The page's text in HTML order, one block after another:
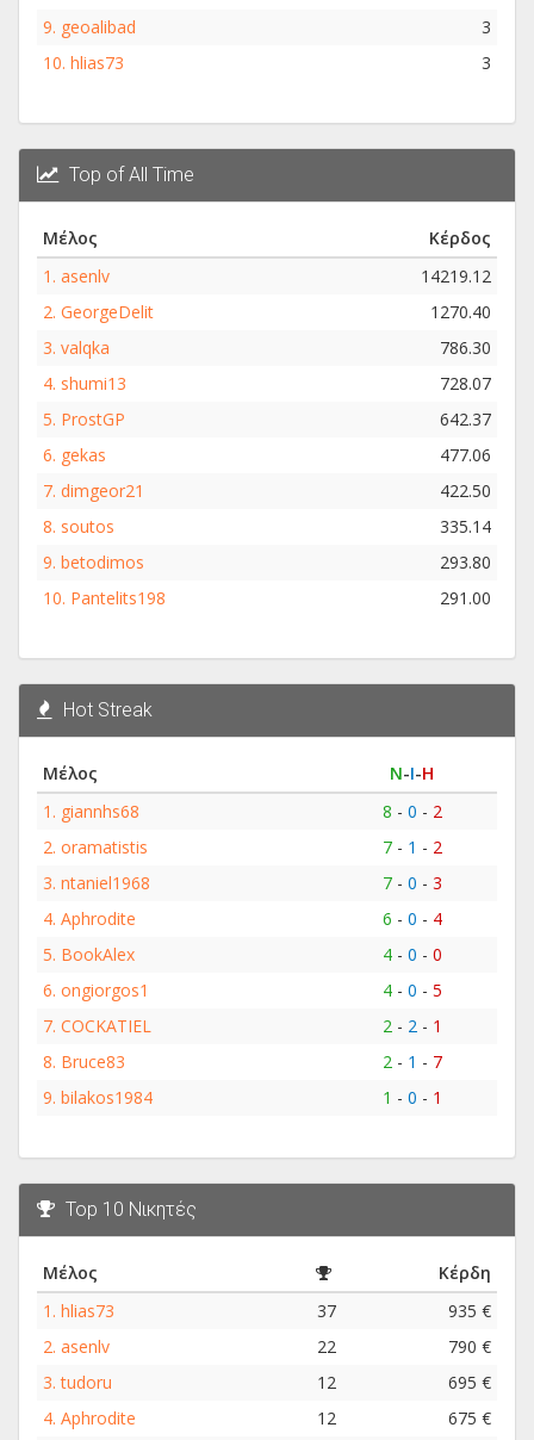
9. geoalibad
3
10. hlias73 3
Top of All Time
Μέλος
Κέρδος
1. asenlv
14219.12
2. GeorgeDelit
1270.40
3. valqka
786.30
4. shumi13
728.07
5. ProstGP
642.37
6. gekas
477.06
7. dimgeor21
422.50
8. soutos
335.14
9. betodimos
293.80
10. Pantelits198 291.00
Hot Streak
Μέλος Ν-Ι-Η
1. giannhs68 8 - 0 - 2
2. oramatistis 7- 1 - 2
3. ntaniel1968 7- 0 - 3
4. Aphrodite 6 - 0 - 4
5. BookAlex 4- 0 - 0
6. ongiorgos1 4- 0 - 5
7. COCKATIEL 2 - 2 - 1
8. Bruce83 2 - 1 - 7
9. bilakos1984 1 - 0 - 1
Top 10 Νικητές
Μέλος
Κέρδη
1. hlias73 37
935 €
2. asenlv 22
790 €
3.tudoru 12
695 €
4. Aphrodite 12
675 €